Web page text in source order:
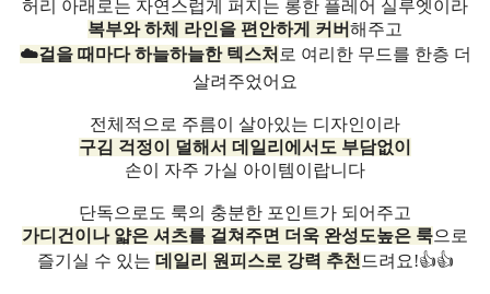
허리 아래로는 자연스럽게 퍼지는 롱한 플레어 실루엣이라
복부와 하체 라인을 편안하게 커버해주고
☁️걸을 때마다 하늘하늘한 텍스처 로 여리한 무드를 한층 더
살려주었어요
전체적으로 주름이 살아있는 디자인이라
구김 걱정이 덜해서 데일리에서도 부담없이
손이 자주 가실 아이템이랍니다
단독으로도 룩의 충분한 포인트가 되어주고
가디건이나 얇은 셔츠를 걸쳐주면 더욱 완성도높은 룩으로
즐기실 수 있는 데일리 원피스로 강력 추천 드려요!👍👍